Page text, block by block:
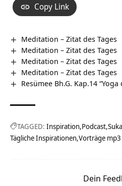
Copy Link
Meditation – Zitat des Tages
Meditation – Zitat des Tages
Meditation – Zitat des Tages
Meditation – Zitat des Tages
Resümee Bh.G. Kap.14
TAGGED: Inspiration Podcast
Tägliche Inspirationen Vorträge mp3
Dein